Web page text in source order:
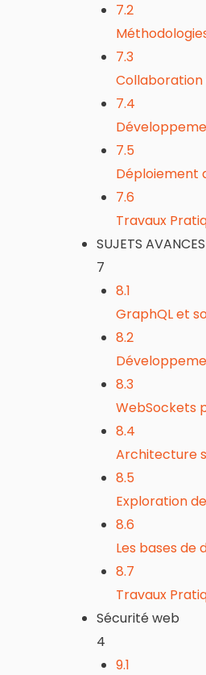
7.2
7.3
Collaboration
7.4
7.5
Déploiement
7.6
Travaux
SUJETS
7
8.1
GraphQL et
8.2
8.3
WebSockets
8.4
Architecture
8.5
Exploration
8.6
Les bases de
8.7
Travaux
Sécurité web
4
9.1